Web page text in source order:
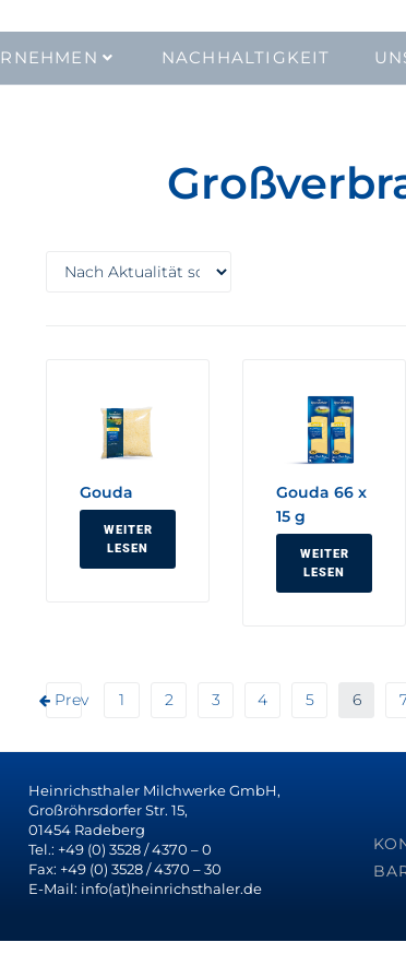
NACHHALTIGKEIT
Gouda
WEITER
LESEN
Gouda 66 x
15 g
WEITER
LESEN
Prev 1 2 3 4 5 6
Heinrichsthaler Milchwerke GmbH,
Großröhrsdorfer Str. 15,
01454 Radeberg
Tel.: +49 (0) 3528 / 4370 – 0
Fax: +49 (0) 3528 / 4370 – 30
E-Mail: info(at)heinrichsthaler.de